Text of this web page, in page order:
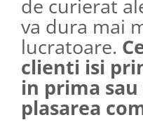
de curierat
va dura mai
lucratoare.
clienti isi
in prima sau
plasarea